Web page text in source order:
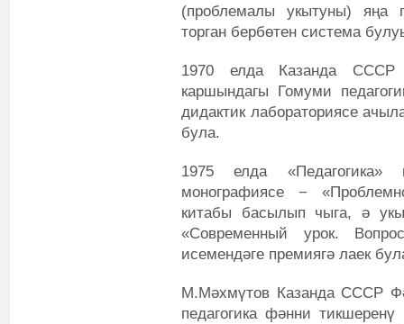
(проблемалы укытуны) яңа
торган бербөтен система
1970 елда Казанда СССР
каршындагы Гомуми
дидактик лабораториясе
була.
1975 елда
монографиясе −
китабы басылып чыга, ә
«Современный урок.
исемендәге премиягә лаек
М.Мәхмүтов Казанда СССР
педагогика фәнни